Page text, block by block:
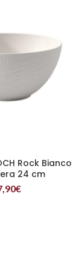
TUTTORock Bianco
24 cm
€